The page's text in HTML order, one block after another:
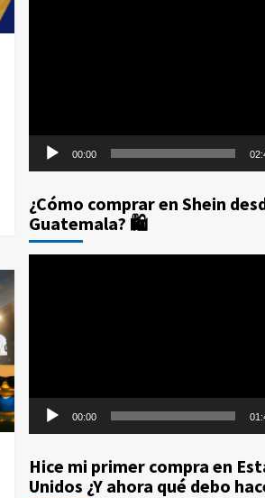
00:00
¿Cómo comprar en Shein
Guatemala? 🛍️
00:00
Hice mi primer compra en
Unidos ¿Y ahora qué debo